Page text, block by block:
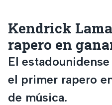
Kendrick
rapero en
El
el primer rapero
de música.